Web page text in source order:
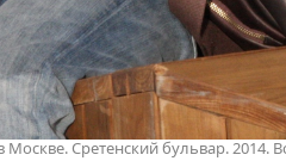
Сретенский бульвар. 2014.